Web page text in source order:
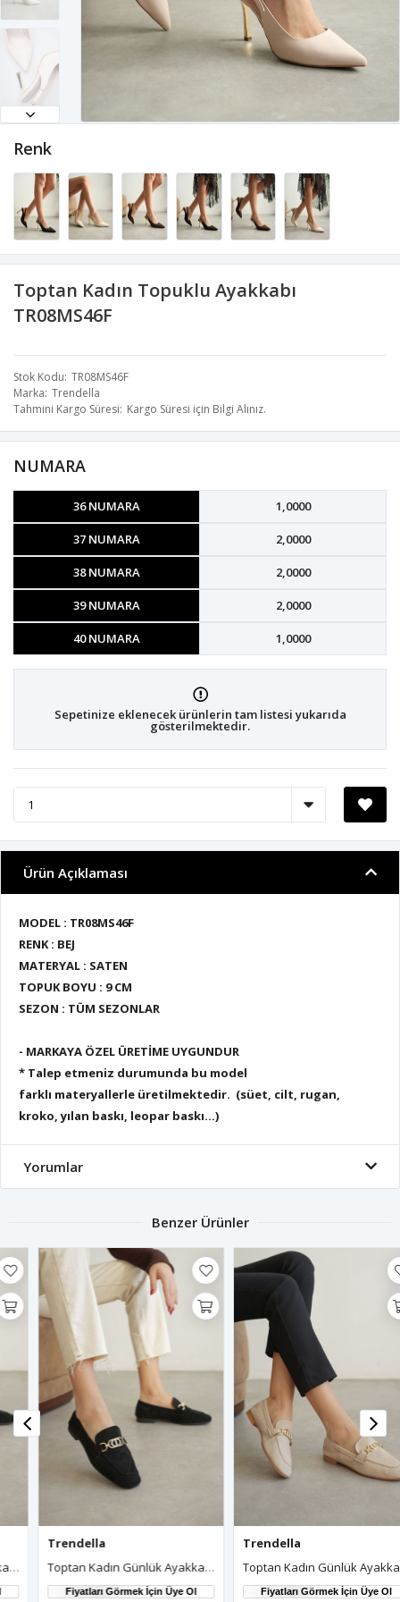
Toptan Kadın Topuklu Ayakkabı
TR08MS46F
Stok Kodu TR08MS46F
Marka Trendella
Tahmini Kargo Süresi Kargo Süresi için Bilgi Alınız.
Renk
NUMARA
36 NUMARA 1,0000
37 NUMARA 2,0000
38 NUMARA 2,0000
39 NUMARA 2,0000
40 NUMARA 1,0000
Sepetinize eklenecek ürünlerin tam listesi yukarıda
gösterilmektedir.
Ürün Açıklaması
MODEL : TR08MS46F
RENK : BEJ
MATERYAL : SATEN
TOPUK BOYU : 9 CM
SEZON : TÜM SEZONLAR
- MARKAYA ÖZEL ÜRETİME UYGUNDUR
* Talep etmeniz durumunda bu model
farklı materyallerle üretilmektedir. (süet, cilt, rugan,
kroko, yılan baskı, leopar baskı...)
Yorumlar
Benzer Ürünler
Trendella
Toptan Kadın Günlük Ayakkabı TR27MS01A
Trendella
Toptan Kadın Günlük Ayakkabı TR27MS01B